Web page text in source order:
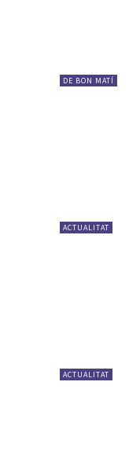
DE BON MATÍ
ACTUALITAT
ACTUALITAT